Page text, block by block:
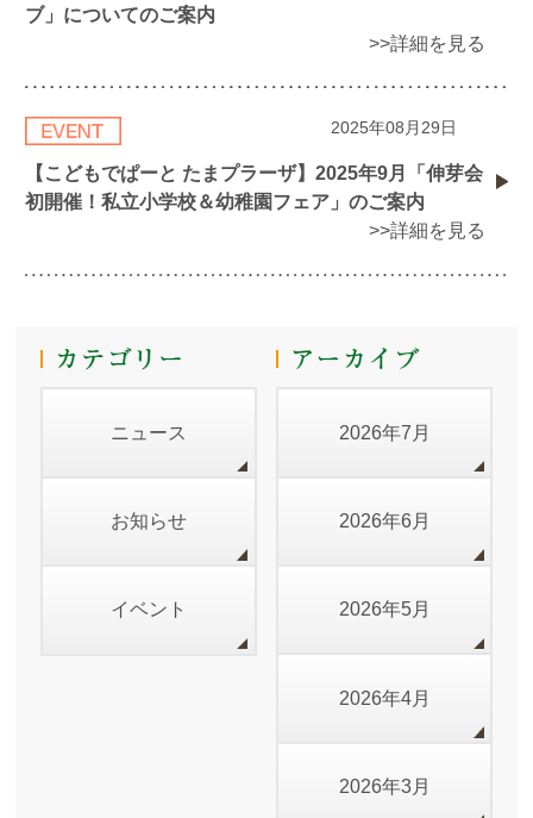
ブ」についてのご案内
>>詳細を見る
2025年08月29日
【こどもでぱーと たまプラーザ】2025年9月「伸芽会
初開催！私立小学校＆幼稚園フェア」のご案内
>>詳細を見る
ニュース
お知らせ
イベント
2026年7月
2026年6月
2026年5月
2026年4月
2026年3月